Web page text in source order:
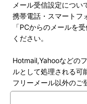
メール受信設定につい
携帯電話・スマートフ
「PCからのメールを
ください。
Hotmail,Yahooなどの
ルとして処理される可
フリーメール以外のご